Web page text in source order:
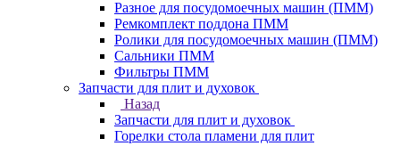
Разное для посудомоечных машин (ПММ)
Ремкомплект поддона ПММ
Ролики для посудомоечных машин (ПММ)
Сальники ПММ
Фильтры ПММ
Запчасти для плит и духовок
Назад
Запчасти для плит и духовок
Горелки стола пламени для плит